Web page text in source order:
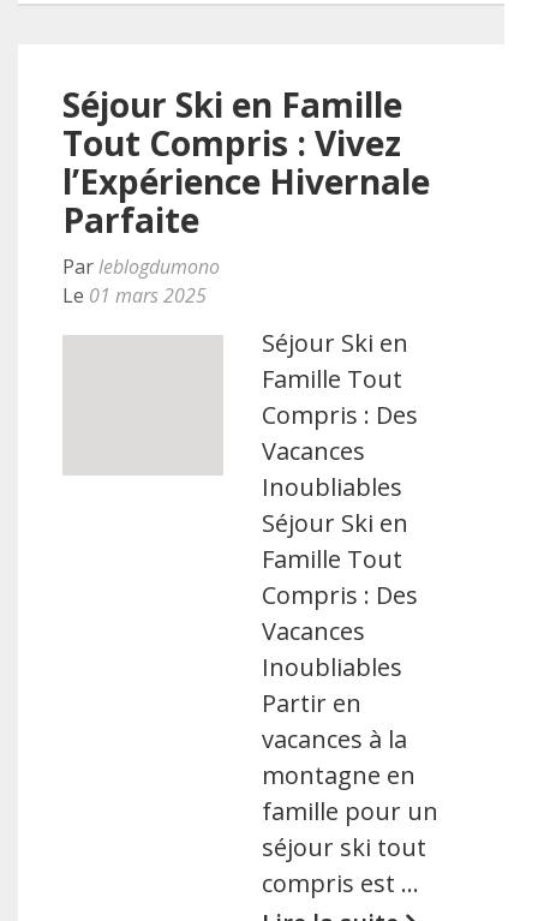
Séjour Ski en Famille
Tout Compris : Vivez
l’Expérience Hivernale
Parfaite
Parleblogdumono
Le 01 mars 2025
Séjour Ski en
Famille Tout
Compris : Des
Vacances
Inoubliables
Séjour Ski en
Famille Tout
Compris : Des
Vacances
Inoubliables
Partir en
vacances à la
montagne en
famille pour un
séjour ski tout
compris est …